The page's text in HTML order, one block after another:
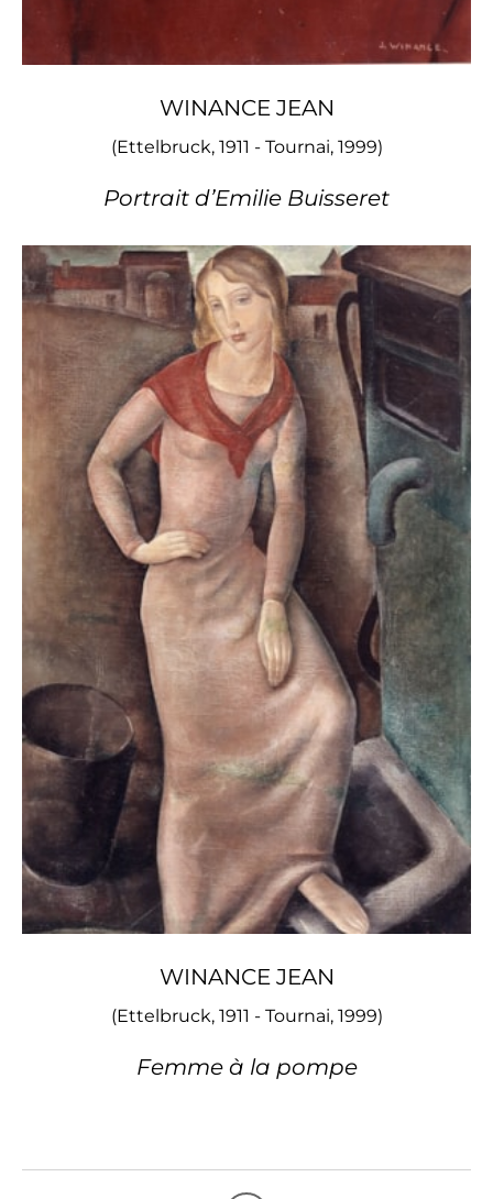
WINANCE JEAN
(Ettelbruck, 1911 - Tournai, 1999)
Portrait d’Emilie Buisseret
WINANCE JEAN
(Ettelbruck, 1911 - Tournai, 1999)
Femme à la pompe